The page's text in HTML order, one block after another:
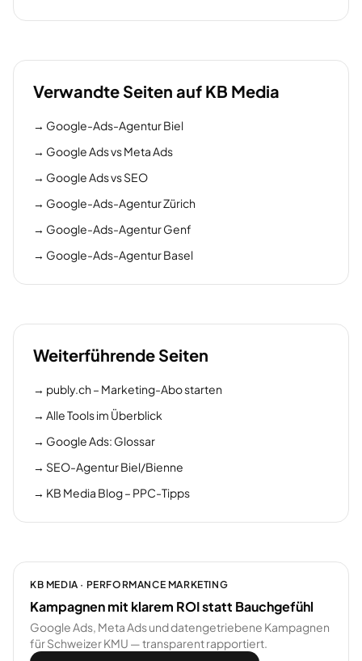
Verwandte Seiten auf KB Media
→ Google-Ads-Agentur Biel
→ Google Ads vs Meta Ads
→ Google Ads vs SEO
→ Google-Ads-Agentur Zürich
→ Google-Ads-Agentur Genf
→ Google-Ads-Agentur Basel
Weiterführende Seiten
→ publy.ch – Marketing-Abo starten
→ Alle Tools im Überblick
→ Google Ads: Glossar
→ SEO-Agentur Biel/Bienne
→ KB Media Blog – PPC-Tipps
KB MEDIA · PERFORMANCE MARKETING
Kampagnen mit klarem ROI statt Bauchgefühl
Google Ads, Meta Ads und datengetriebene Kampagnen
für Schweizer KMU — transparent rapportiert.